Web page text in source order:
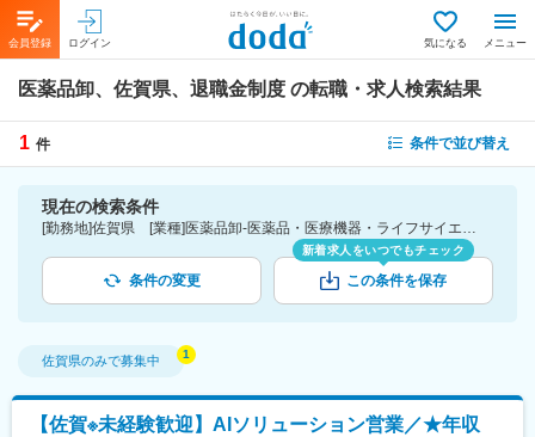
会員登録 ログイン 気になる メニュー
医薬品卸、佐賀県、退職金制度 の転職・求人検索結果
1 件 条件で並び替え
現在の検索条件
[勤務地]佐賀県 [業種]医薬品卸-医薬品・医療機器・ライフサイエンス・医療系サービス [詳細条件](待遇・福利厚生)退職金制度
条件の変更
新着求人をいつでもチェック
この条件を保存
佐賀県のみで募集中
【佐賀※未経験歓迎】AIソリューション営業／★年収